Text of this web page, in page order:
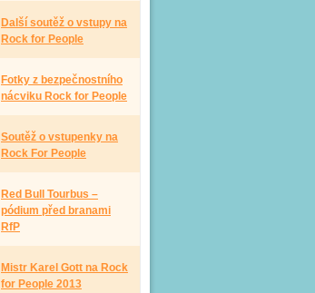
Další soutěž o vstupy na
Rock for People
Fotky z bezpečnostního
nácviku Rock for People
Soutěž o vstupenky na
Rock For People
Red Bull Tourbus –
pódium před branami
RfP
Mistr Karel Gott na Rock
for People 2013